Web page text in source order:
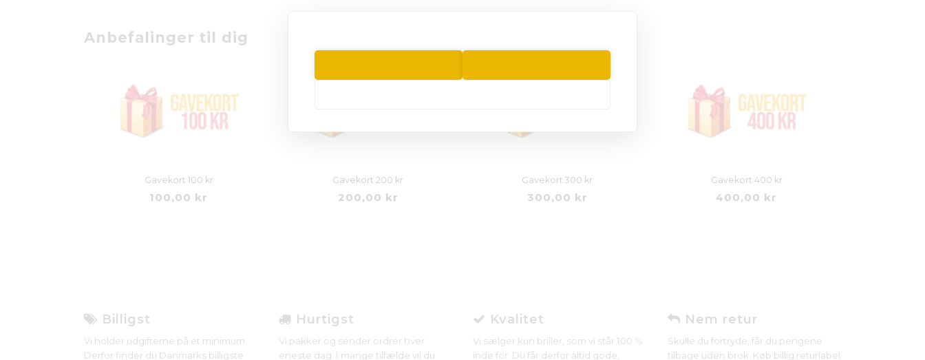
Anbefalinger til dig
Gavekort 100 kr
100,00 kr
Gavekort 200 kr
200,00 kr
Gavekort 300 kr
300,00 kr
Gavekort 400 kr
400,00 kr
Billigst
Vi holder udgifterne på et minimum.
Derfor finder du Danmarks billigste
Hurtigst
Vi pakker og sender ordrer hver
eneste dag. I mange tilfælde vil du
Kvalitet
Vi sælger kun briller, som vi står 100 %
inde for. Du får derfor altid gode,
Nem retur
Skulle du fortryde, får du pengene
tilbage uden brok. Køb billig returlabel